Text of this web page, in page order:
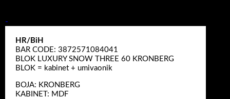
HR/BiH
BAR CODE: 3872571084041
BLOK LUXURY SNOW THREE 60 KRONBERG
BLOK = kabinet + umivaonik
BOJA: KRONBERG
KABINET: MDF